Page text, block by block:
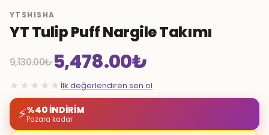
YTSHISHA
YT Tulip Puff Nargile Takımı
9,130.00₺
Orijinal
fiyat:
5,478.00₺
Şu
andaki
★★★★★ İlk değerlendiren sen ol
⚡%40 İNDİRİM
Pazara kadar